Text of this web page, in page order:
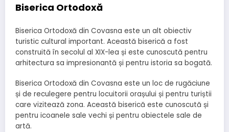
Biserica Ortodoxă
Biserica Ortodoxă din Covasna este un alt obiectiv
turistic cultural important. Această biserică a fost
construită în secolul al XIX-lea și este cunoscută pentru
arhitectura sa impresionantă și pentru istoria sa bogată.
Biserica Ortodoxă din Covasna este un loc de rugăciune
și de reculegere pentru locuitorii orașului și pentru turiștii
care vizitează zona. Această biserică este cunoscută și
pentru icoanele sale vechi și pentru obiectele sale de
artă.